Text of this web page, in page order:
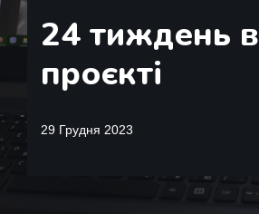
24 тиждень в
проєкті
29 Грудня 2023